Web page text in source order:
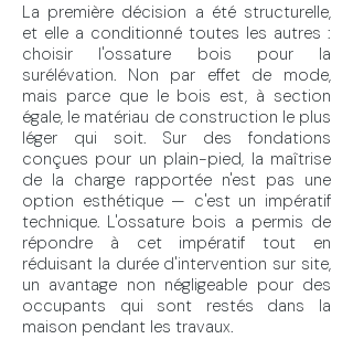
La première décision a été structurelle,
et elle a conditionné toutes les autres :
choisir l'ossature bois pour la
surélévation. Non par effet de mode,
mais parce que le bois est, à section
égale, le matériau de construction le plus
léger qui soit. Sur des fondations
conçues pour un plain-pied, la maîtrise
de la charge rapportée n'est pas une
option esthétique — c'est un impératif
technique. L'ossature bois a permis de
répondre à cet impératif tout en
réduisant la durée d'intervention sur site,
un avantage non négligeable pour des
occupants qui sont restés dans la
maison pendant les travaux.